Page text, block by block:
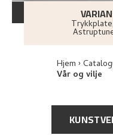
Trykkplate,
Hjem
Vår og vilje